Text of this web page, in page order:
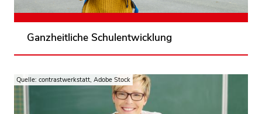
Ganzheitliche Schulentwicklung
zu Praxistipps und Handreichung
Quelle: contrastwerkstatt, Adobe Stock